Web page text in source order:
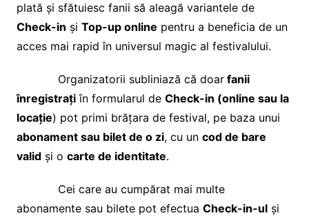
plată și sfătuiesc fanii să aleagă variantele de
Check-in și Top-up online pentru a beneficia de un
acces mai rapid în universul magic al festivalului.
Organizatorii subliniază că doarfanii
înregistrațiîn formularul de Check-in (online sau la
locație) pot primi brățara de festival, pe baza unui
abonament sau bilet de o zi, cu un cod de bare
validși o carte de identitate.
Cei care au cumpărat mai multe
abonamente sau bilete pot efectua Check-in-ulși